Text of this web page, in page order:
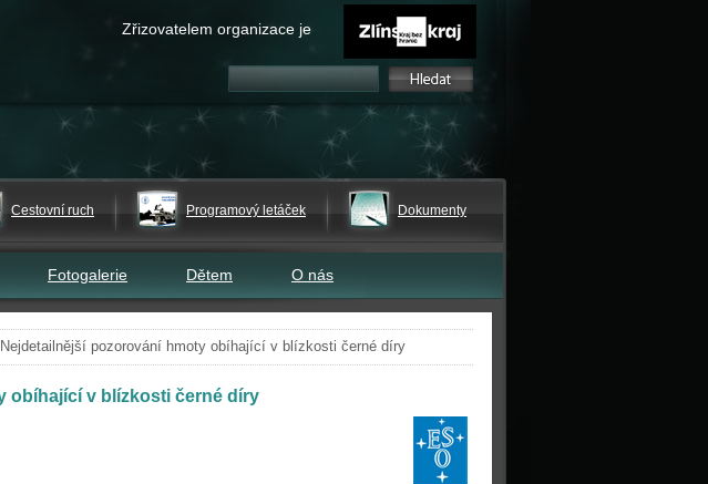
Zřizovatelem organizace je
Cestovní ruch Programový letáček Dokumenty
Fotogalerie Dětem O nás
Nejdetailnější pozorování hmoty obíhající v blízkosti černé díry
obíhající v blízkosti černé díry